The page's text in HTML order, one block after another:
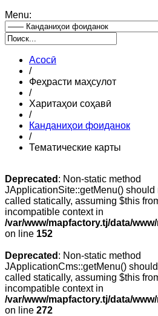
Menu:
Асосӣ
/
Феҳрасти маҳсулот
/
Харитаҳои соҳавӣ
/
Канданиҳои фоиданок
/
Тематические карты
Deprecated : Non-static method
JApplicationSite::getMenu() should
called statically, assuming $this
incompatible context in
/var/www/mapfactory.tj/data/
on line 152
Deprecated : Non-static method
JApplicationCms::getMenu()
called statically, assuming $this
incompatible context in
/var/www/mapfactory.tj/data/
on line 272